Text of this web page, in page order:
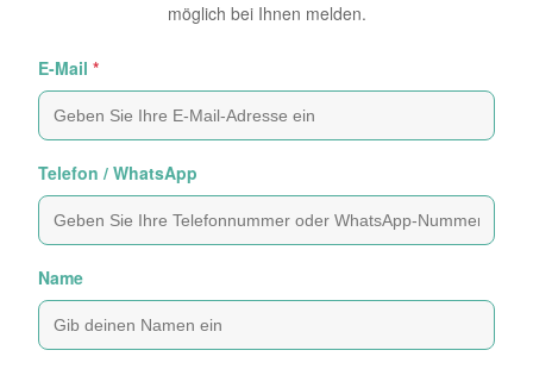
möglich bei Ihnen melden.
E-Mail *
Telefon / WhatsApp
Name